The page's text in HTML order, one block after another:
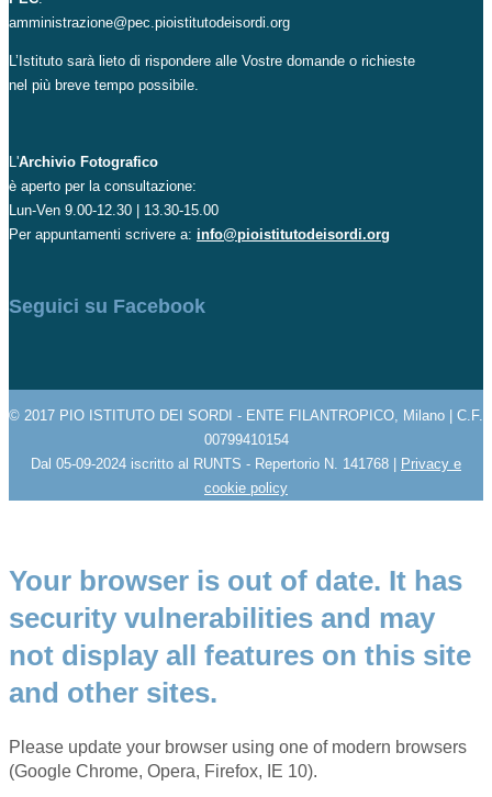
amministrazione@pec.pioistitutodeisordi.org
L’Istituto sarà lieto di rispondere alle Vostre domande o richieste
nel più breve tempo possibile.
L'Archivio Fotografico
è aperto per la consultazione:
Lun-Ven 9.00-12.30 | 13.30-15.00
Per appuntamenti scrivere a: info@pioistitutodeisordi.org
Seguici su Facebook
© 2017 PIO ISTITUTO DEI SORDI - ENTE FILANTROPICO, Milano | C.F.
00799410154
Dal 05-09-2024 iscritto al RUNTS - Repertorio N. 141768 |
Privacy e
cookie policy
Your browser is out of date. It has
security vulnerabilities and may
not display all features on this site
and other sites.
Please update your browser using one of modern browsers
(Google Chrome, Opera, Firefox, IE 10).